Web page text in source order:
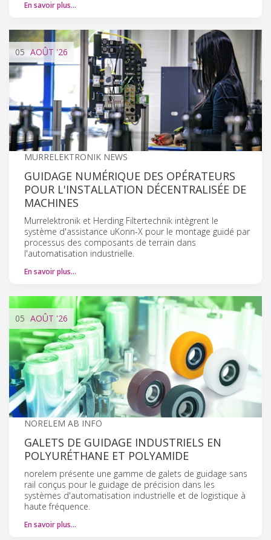
En savoir plus…
05 AOÛT'26
MURRELEKTRONIK NEWS
GUIDAGE NUMÉRIQUE DES OPÉRATEURS
POUR L'INSTALLATION DÉCENTRALISÉE DE
MACHINES
Murrelektronik et Herding Filtertechnik intègrent le
système d'assistance uKonn-X pour le montage guidé par
processus des composants de terrain dans
l'automatisation industrielle.
En savoir plus…
05 AOÛT '26
NORELEM AB INFO
GALETS DE GUIDAGE INDUSTRIELS EN
POLYURÉTHANE ET POLYAMIDE
norelem présente une gamme de galets de guidage sans
rail conçus pour le guidage de précision dans les
systèmes d'automatisation industrielle et de logistique à
haute fréquence.
En savoir plus…